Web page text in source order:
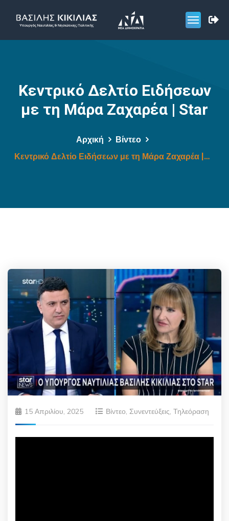
Κεντρικό Δελτίο Ειδήσεων
με τη Μάρα Ζαχαρέα | Star
Αρχική
Βίντεο
Κεντρικό Δελτίο Ειδήσεων με τη Μάρα Ζαχαρέα | Star
15 Απριλίου, 2025 Βίντεο, Συνεντεύξεις, Τηλεόραση